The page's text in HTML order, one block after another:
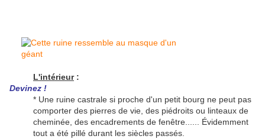
L'intérieur:
Devinez !
* Une ruine castrale si proche d'un petit bourg ne peut pas
comporter des pierres de vie, des piédroits ou linteaux de
cheminée, des encadrements de fenêtre...... Évidemment
tout a été pillé durant les siècles passés.